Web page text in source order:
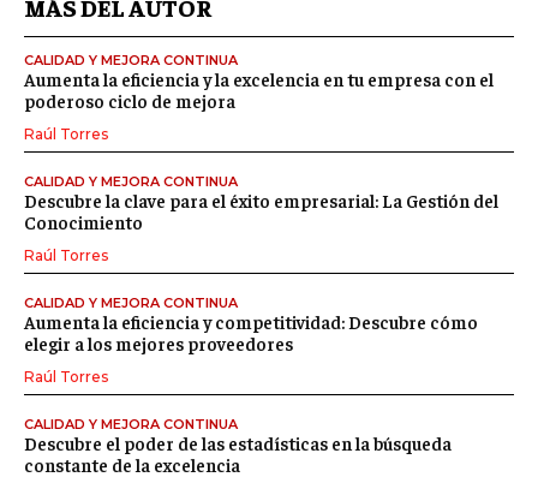
MÁS DEL AUTOR
CALIDAD Y MEJORA CONTINUA
Aumenta la eficiencia y la excelencia en tu empresa con el
poderoso ciclo de mejora
Raúl Torres
CALIDAD Y MEJORA CONTINUA
Descubre la clave para el éxito empresarial: La Gestión del
Conocimiento
Raúl Torres
CALIDAD Y MEJORA CONTINUA
Aumenta la eficiencia y competitividad: Descubre cómo
elegir a los mejores proveedores
Raúl Torres
CALIDAD Y MEJORA CONTINUA
Descubre el poder de las estadísticas en la búsqueda
constante de la excelencia